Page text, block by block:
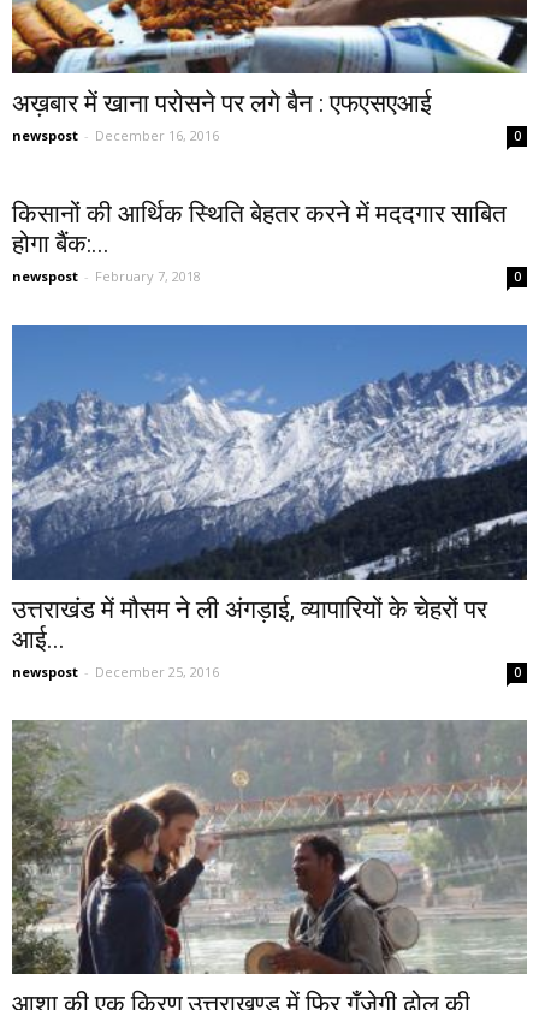
अख़बार में खाना परोसने पर लगे बैन : एफएसएआई
newspost - December 16, 2016 0
किसानों की आर्थिक स्थिति बेहतर करने में मददगार साबित
होगा बैंक:...
newspost - February 7, 2018 0
उत्तराखंड में मौसम ने ली अंगड़ाई, व्यापारियों के चेहरों पर
आई...
newspost - December 25, 2016 0
आशा की एक किरण,उत्तराखण्ड में फिर गूँजेगी ढोल की